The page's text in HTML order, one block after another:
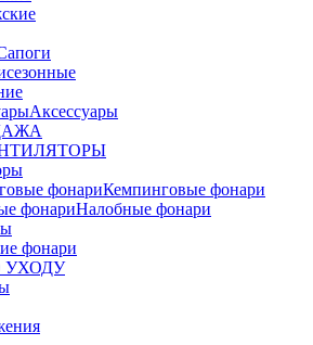
Аксессуары
Кемпинговые фонари
Налобные фонари
фонари
УХОДУ